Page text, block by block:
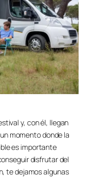
y, con él, llegan
momento donde la
es importante
disfrutar del
te dejamos algunas